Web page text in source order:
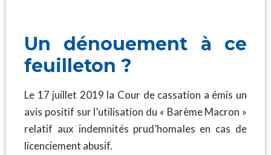
Un dénouement à ce
feuilleton ?
Le 17 juillet 2019 la Cour de cassation a émis un
avis positif sur l’utilisation du « Barème Macron »
relatif aux indemnités prud’homales en cas de
licenciement abusif.